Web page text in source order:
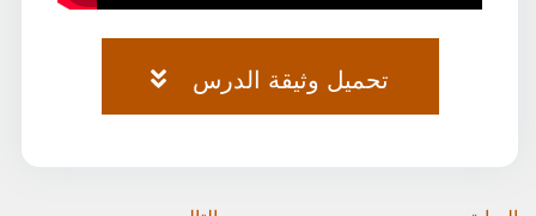
تحميل وثيقة الدرس